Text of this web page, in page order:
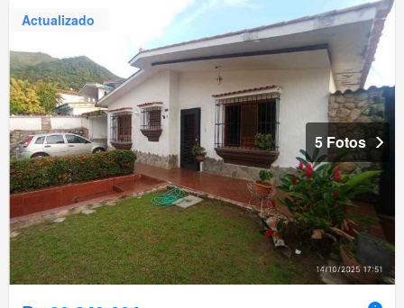
Actualizado
5 Fotos